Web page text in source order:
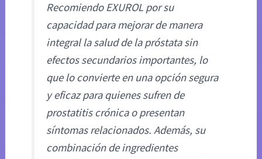
Recomiendo EXUROL por su
capacidad para mejorar de manera
integral la salud de la próstata sin
efectos secundarios importantes, lo
que lo convierte en una opción segura
y eficaz para quienes sufren de
prostatitis crónica o presentan
síntomas relacionados. Además, su
combinación de ingredientes